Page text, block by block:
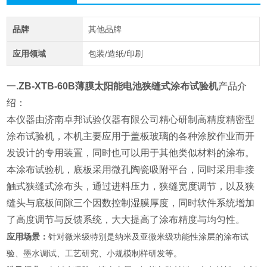
品牌 其他品牌
应用领域 包装/造纸/印刷
一.ZB-XTB-60B薄膜太阳能电池狭缝式涂布试验机产品介
绍：
本仪器由济南卓邦试验仪器有限公司精心研制高精度精密型
涂布试验机，本机主要应用于盖板玻璃的各种涂胶作业而开
发设计的专用装置，同时也可以用于其他类似材料的涂布。
本涂布试验机，底板采用微孔陶瓷吸附平台，同时采用非接
触式狭缝式涂布头，通过进料压力，狭缝宽度调节，以及狭
缝头与底板间隙三个因数控制湿膜厚度，同时软件系统增加
了高度调节与反馈系统，大大提高了涂布精度与均匀性。
应用场景：针对微米级特别是纳米及亚微米级功能性涂层的涂布试
验、墨水调试、工艺研究、小规模制样研发等。